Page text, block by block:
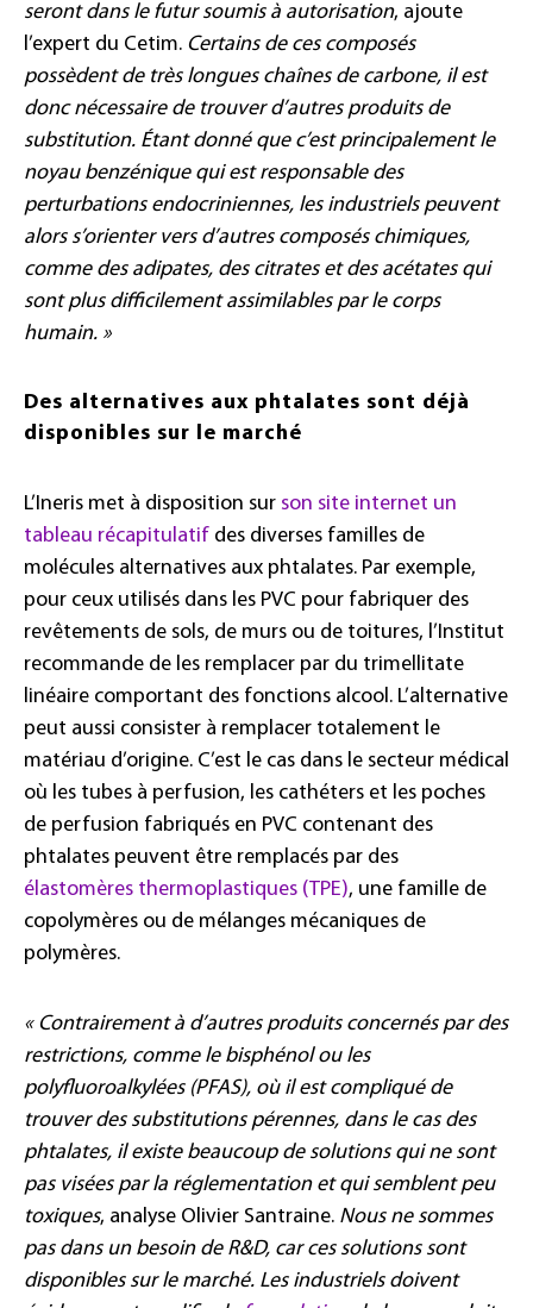
seront dans le futur soumis à autorisation, ajoute
l’expert du Cetim. Certains de ces composés
possèdent de très longues chaînes de carbone, il est
donc nécessaire de trouver d’autres produits de
substitution. Étant donné que c’est principalement le
noyau benzénique qui est responsable des
perturbations endocriniennes, les industriels peuvent
alors s’orienter vers d’autres composés chimiques,
comme des adipates, des citrates et des acétates qui
sont plus difficilement assimilables par le corps
humain. »
Des alternatives aux phtalates sont déjà
disponibles sur le marché
L’Ineris met à disposition sur son site internet un
tableau récapitulatif des diverses familles de
molécules alternatives aux phtalates. Par exemple,
pour ceux utilisés dans les PVC pour fabriquer des
revêtements de sols, de murs ou de toitures, l’Institut
recommande de les remplacer par du trimellitate
linéaire comportant des fonctions alcool. L’alternative
peut aussi consister à remplacer totalement le
matériau d’origine. C’est le cas dans le secteur médical
où les tubes à perfusion, les cathéters et les poches
de perfusion fabriqués en PVC contenant des
phtalates peuvent être remplacés par des
élastomères thermoplastiques (TPE), une famille de
copolymères ou de mélanges mécaniques de
polymères.
« Contrairement à d’autres produits concernés par des
restrictions, comme le bisphénol ou les
polyfluoroalkylées (PFAS), où il est compliqué de
trouver des substitutions pérennes, dans le cas des
phtalates, il existe beaucoup de solutions qui ne sont
pas visées par la réglementation et qui semblent peu
toxiques, analyse Olivier Santraine. Nous ne sommes
pas dans un besoin de R&D, car ces solutions sont
disponibles sur le marché. Les industriels doivent